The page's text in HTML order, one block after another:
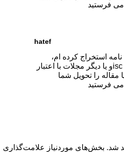
می فرستید
hatef
نامه استخراج کرده ام،
هزینه ی چاپ مقاله در مجلات iscو یا دیگر مجلات با اعتبار
را تحویل شما
می فرستید
شد. بخش‌های موردنیاز علامت‌گذاری